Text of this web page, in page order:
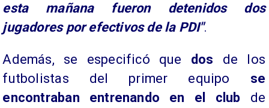
esta mañana fueron detenidos dos
jugadores por efectivos de la PDI".
Además, se especificó que dos de los
futbolistas del primer equipo se
encontraban entrenando en el club de